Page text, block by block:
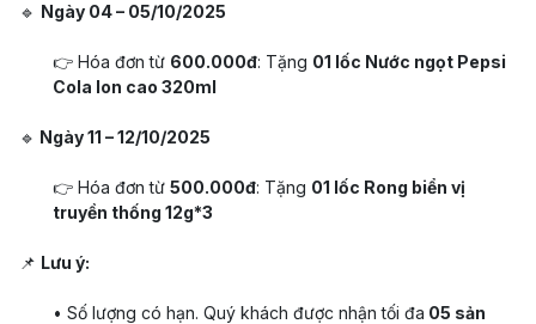
🔹 Ngày 04 – 05/10/2025
👉 Hóa đơn từ 600.000đ: Tặng 01 lốc Nước ngọt Pepsi
Cola lon cao 320ml
🔹 Ngày 11 – 12/10/2025
👉 Hóa đơn từ 500.000đ: Tặng 01 lốc Rong biển vị
truyền thống 12g*3
📌 Lưu ý:
• Số lượng có hạn. Quý khách được nhận tối đa 05 sản